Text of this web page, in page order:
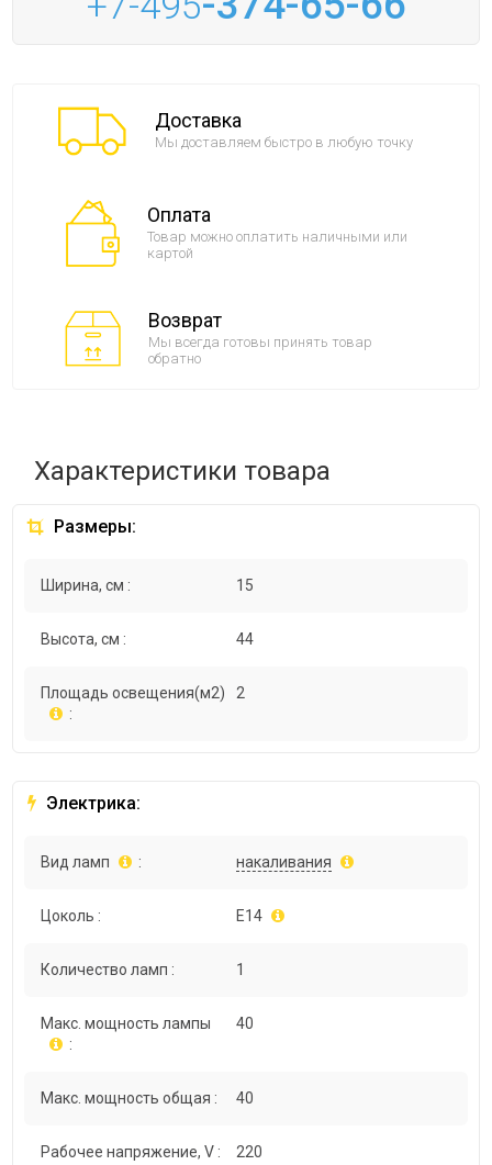
Доставка
Мы доставляем быстро в любую точку
Оплата
Товар можно оплатить наличными или
картой
Возврат
Мы всегда готовы принять товар
обратно
Характеристики товара
Размеры:
Ширина, см : 15
Высота, см : 44
Площадь освещения(м2)
:
2
Электрика:
Вид ламп : накаливания
Цоколь : E14
Количество ламп : 1
Макс. мощность лампы
:
40
Макс. мощность общая : 40
Рабочее напряжение, V : 220